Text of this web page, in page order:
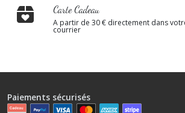
Carte Cadeau
A partir de 30 € directement dans
courrier
Paiements sécurisés